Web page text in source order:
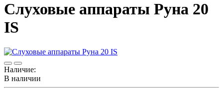
Слуховые аппараты Руна 20
IS
Наличие:
В наличии